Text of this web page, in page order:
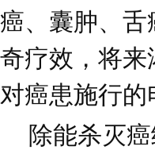
癌、囊肿、
奇疗效，将
对癌患施行
除能杀灭癌